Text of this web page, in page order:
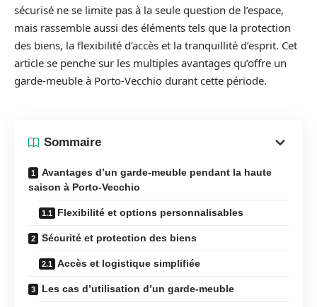
sécurisé ne se limite pas à la seule question de l’espace,
mais rassemble aussi des éléments tels que la protection
des biens, la flexibilité d’accès et la tranquillité d’esprit. Cet
article se penche sur les multiples avantages qu’offre un
garde-meuble à Porto-Vecchio durant cette période.
Sommaire
Avantages d’un garde-meuble pendant la haute
saison à Porto-Vecchio
Flexibilité et options personnalisables
Sécurité et protection des biens
Accès et logistique simplifiée
Les cas d’utilisation d’un garde-meuble